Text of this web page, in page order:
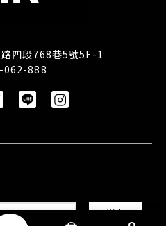
四段768巷5號5F-1
062-888